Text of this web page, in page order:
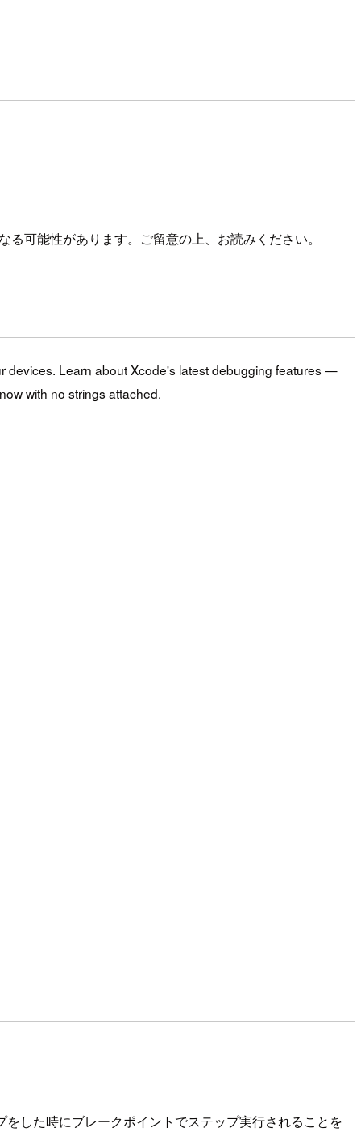
可能性があります。ご留意の上、お読みください。
devices. Learn about Xcode's latest debugging features —
with no strings attached.
した時にブレークポイントでステップ実行されることを